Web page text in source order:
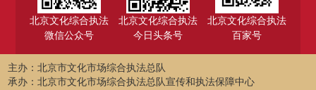
北京文化综合执法
微信公众号
北京文化综合执法
今日头条号
北京文化综合执法
百家号
主办：北京市文化市场综合执法总队
承办：北京市文化市场综合执法总队宣传和执法保障中心